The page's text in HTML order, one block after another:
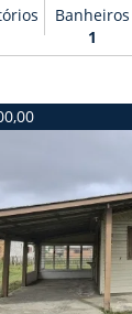
Banheiros
1